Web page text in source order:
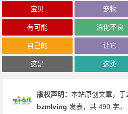
宝贝 宠物
有可能 消化不良
自己的 让它
这是 这类
版权声明：本站原创文章，
bzmlving 发表，共 490 字。